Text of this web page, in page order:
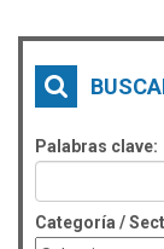
Palabras clave:
Categoría /